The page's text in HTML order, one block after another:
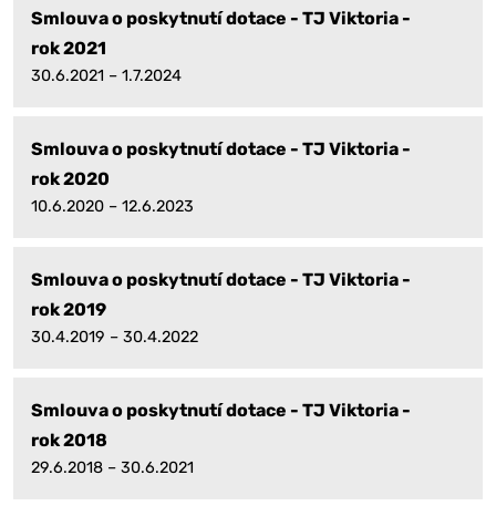
Smlouva o poskytnutí dotace - TJ Viktoria -
rok 2021
30.6.2021 – 1.7.2024
Smlouva o poskytnutí dotace - TJ Viktoria -
rok 2020
10.6.2020 – 12.6.2023
Smlouva o poskytnutí dotace - TJ Viktoria -
rok 2019
30.4.2019 – 30.4.2022
Smlouva o poskytnutí dotace - TJ Viktoria -
rok 2018
29.6.2018 – 30.6.2021